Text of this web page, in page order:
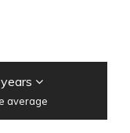
average